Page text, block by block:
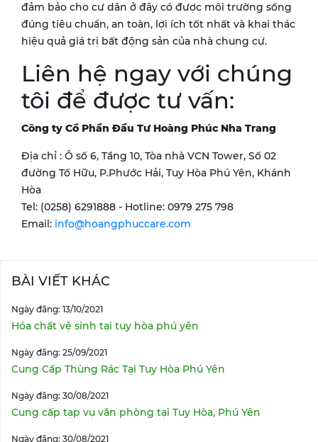
đảm bảo cho cư dân ở đây có được môi trường sống
đúng tiêu chuẩn, an toàn, lợi ích tốt nhất và khai thác
hiệu quả giá trị bất động sản của nhà chung cư.
Liên hệ ngay với chúng
tôi để được tư vấn:
Công ty Cổ Phần Đầu Tư Hoàng Phúc Nha Trang
Địa chỉ : Ô số 6, Tầng 10, Tòa nhà VCN Tower, Số 02
đường Tố Hữu, P.Phước Hải, Tuy Hòa Phú Yên, Khánh
Hòa
Tel: (0258) 6291888 - Hotline: 0979 275 798
Email: info@hoangphuccare.com
BÀI VIẾT KHÁC
Ngày đăng: 13/10/2021
Hóa chất vệ sinh tại tuy hòa phú yên
Ngày đăng: 25/09/2021
Cung Cấp Thùng Rác Tại Tuy Hòa Phú Yên
Ngày đăng: 30/08/2021
Cung cấp tạp vụ văn phòng tại Tuy Hòa, Phú Yên
Ngày đăng: 30/08/2021